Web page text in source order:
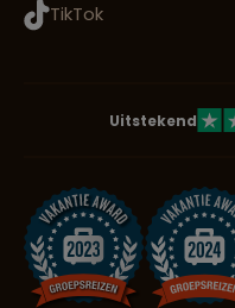
TikTok
Uitstekend